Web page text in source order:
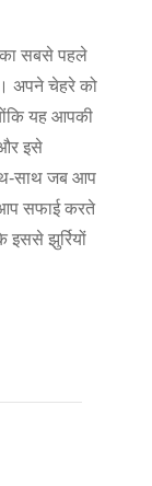
सबसे पहले
अपने चेहरे को
यह आपकी
इसे
साथ जब आप
सफाई करते
इससे झुर्रियों